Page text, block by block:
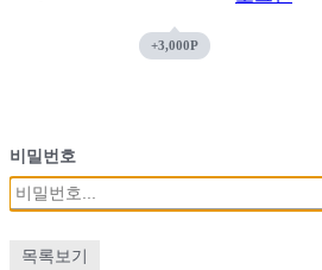
비밀번호
목록보기